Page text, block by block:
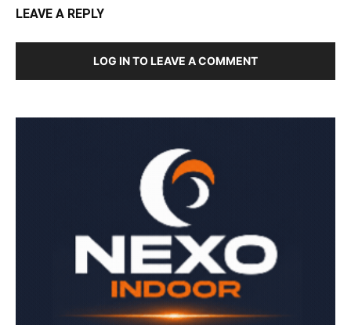
LEAVE A REPLY
LOG IN TO LEAVE A COMMENT